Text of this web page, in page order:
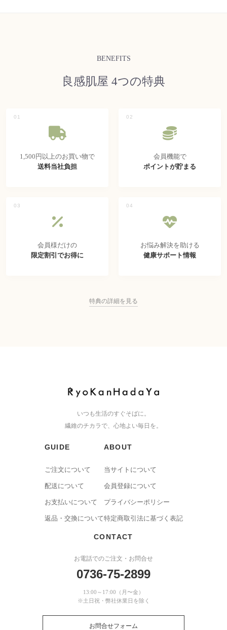
BENEFITS
良感肌屋 4つの特典
01
1,500円以上のお買い物で
送料当社負担
02
会員機能で
ポイントが貯まる
03
会員様だけの
限定割引でお得に
04
お悩み解決を助ける
健康サポート情報
特典の詳細を見る
いつも生活のすぐそばに。
繊維のチカラで、心地よい毎日を。
GUIDE
ご注文について
配送について
お支払いについて
返品・交換について
ABOUT
当サイトについて
会員登録について
プライバシーポリシー
特定商取引法に基づく表記
CONTACT
お電話でのご注文・お問合せ
0736-75-2899
13:00～17:00（月〜金）
※土日祝・弊社休業日を除く
お問合せフォーム